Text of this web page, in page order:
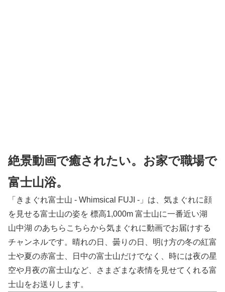
絶景動画で癒されたい。お家で職場で
富士山浴。
「きまぐれ富士山 - Whimsical FUJI -」は、気まぐれに顔
を見せる富士山の姿を 標高1,000m 富士山に一番近い湖
山中湖 のあちらこちらから気まぐれに動画でお届けする
チャンネルです。晴れの日、曇りの日、明け方の冬の紅富
士や夏の赤富士、日中の富士山だけでなく、時には夜の星
空や月夜の富士山など、さまざまな表情を見せてくれる富
士山をお送りします。